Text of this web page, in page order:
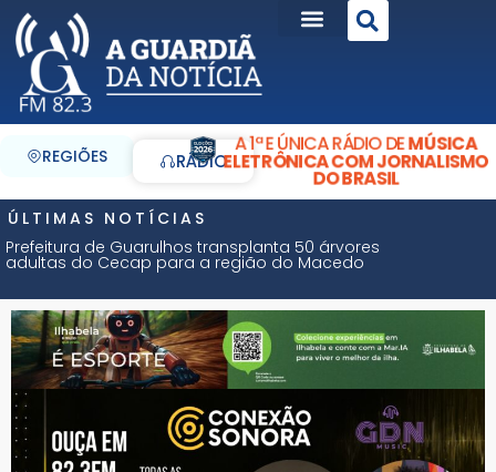
REGIÕES RÁDIO
A 1ª E ÚNICA RÁDIO DEMÚSICA
ELETRÔNICA COM JORNALISMO
DO BRASIL
ÚLTIMAS NOTÍCIAS
Prefeitura de Guarulhos transplanta 50 árvores
adultas do Cecap para a região do Macedo